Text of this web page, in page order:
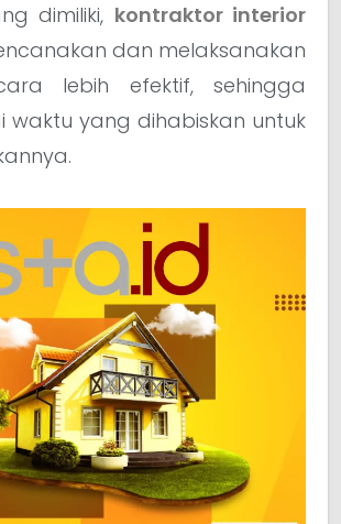
dimiliki, kontraktor interior
dan melaksanakan
lebih efektif, sehingga
waktu yang dihabiskan untuk